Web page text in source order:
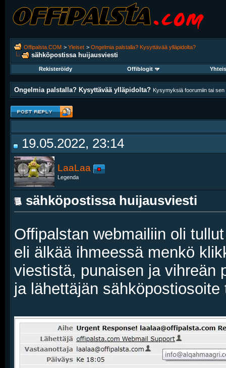
Offipalsta.COM > Yleiset > Ongelmia palstalla? Kysyttävää ylläpidolta?
sähköpostissa huijausviesti
Rekisteröidy Offiblogit
Ongelmia palstalla? Kysyttävää ylläpidolta? Kysymyksiä foorumiin tai
19.05.2022, 23:14
LaaLaa
Legenda
sähköpostissa huijausviesti
Offipalstan webmailiin oli
eli älkää ihmeessä menkö
viestistä, punaisen ja vihreän
ja lähettäjän